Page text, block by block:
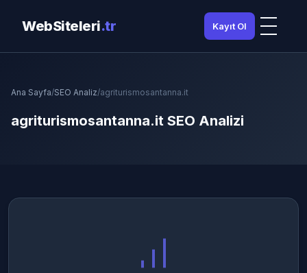
WebSiteleri.tr Kayıt Ol
Ana Sayfa/SEO Analiz/agriturismosantanna.it
agriturismosantanna.it SEO Analizi